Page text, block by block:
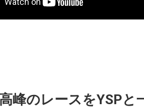
峰のレースをYSP